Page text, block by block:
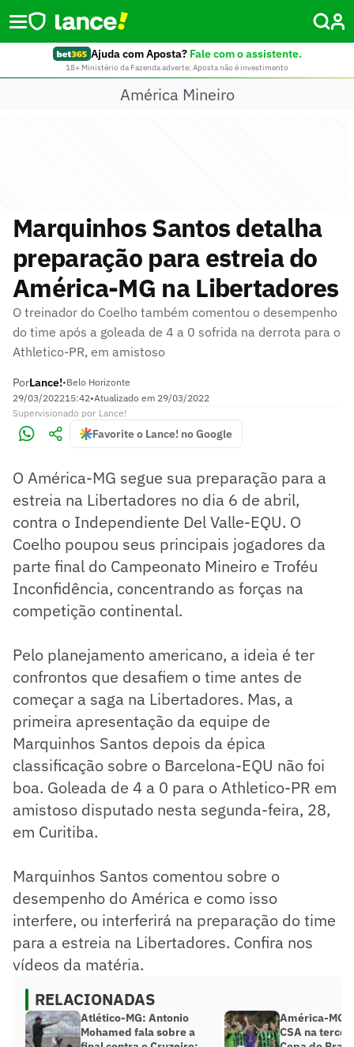
Ajuda com Aposta? Fale com o assistente.
18+ Ministério da Fazenda adverte: Aposta não é investimento
América Mineiro
Marquinhos Santos detalha
preparação para estreia do
América-MG na Libertadores
O treinador do Coelho também comentou o desempenho
do time após a goleada de 4 a 0 sofrida na derrota para o
Athletico-PR, em amistoso
PorLance!•Belo Horizonte
29/03/202215:42•Atualizado em 29/03/2022
Supervisionado por Lance!
Favorite o Lance! no Google
O América-MG segue sua preparação para a
estreia na Libertadores no dia 6 de abril,
contra o Independiente Del Valle-EQU. O
Coelho poupou seus principais jogadores da
parte final do Campeonato Mineiro e Troféu
Inconfidência, concentrando as forças na
competição continental.
Pelo planejamento americano, a ideia é ter
confrontos que desafiem o time antes de
começar a saga na Libertadores. Mas, a
primeira apresentação da equipe de
Marquinhos Santos depois da épica
classificação sobre o Barcelona-EQU não foi
boa. Goleada de 4 a 0 para o Athletico-PR em
amistoso disputado nesta segunda-feira, 28,
em Curitiba.
Marquinhos Santos comentou sobre o
desempenho do América e como isso
interfere, ou interferirá na preparação do time
para a estreia na Libertadores. Confira nos
vídeos da matéria.
RELACIONADAS
Atlético-MG: Antonio
Mohamed fala sobre a
América-MG
CSA na